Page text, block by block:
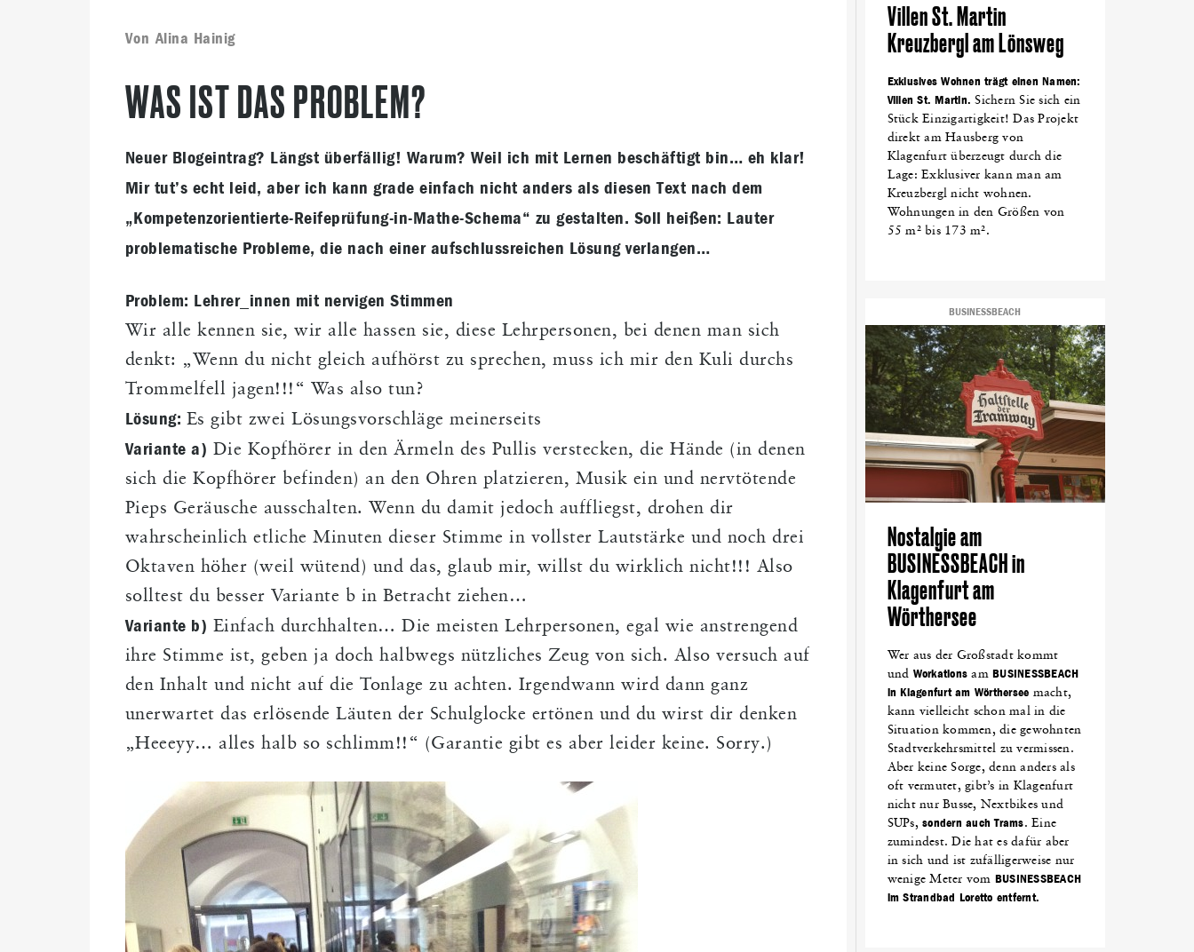
VonAlina Hainig
WAS IST DAS PROBLEM?
Neuer Blogeintrag? Längst überfällig! Warum? Weil ich mit Lernen beschäftigt bin… eh klar!
Mir tut’s echt leid, aber ich kann grade einfach nicht anders als diesen Text nach dem
„Kompetenzorientierte-Reifeprüfung-in-Mathe-Schema“ zu gestalten. Soll heißen: Lauter
problematische Probleme, die nach einer aufschlussreichen Lösung verlangen…
Problem: Lehrer_innen mit nervigen Stimmen
Wir alle kennen sie, wir alle hassen sie, diese Lehrpersonen, bei denen man sich
denkt: „Wenn du nicht gleich aufhörst zu sprechen, muss ich mir den Kuli durchs
Trommelfell jagen!!!“ Was also tun?
Lösung: Es gibt zwei Lösungsvorschläge meinerseits
Variante a) Die Kopfhörer in den Ärmeln des Pullis verstecken, die Hände (in denen
sich die Kopfhörer befinden) an den Ohren platzieren, Musik ein und nervtötende
Pieps Geräusche ausschalten. Wenn du damit jedoch auffliegst, drohen dir
wahrscheinlich etliche Minuten dieser Stimme in vollster Lautstärke und noch drei
Oktaven höher (weil wütend) und das, glaub mir, willst du wirklich nicht!!! Also
solltest du besser Variante b in Betracht ziehen…
Variante b) Einfach durchhalten… Die meisten Lehrpersonen, egal wie anstrengend
ihre Stimme ist, geben ja doch halbwegs nützliches Zeug von sich. Also versuch auf
den Inhalt und nicht auf die Tonlage zu achten. Irgendwann wird dann ganz
unerwartet das erlösende Läuten der Schulglocke ertönen und du wirst dir denken
„Heeeyy… alles halb so schlimm!!“ (Garantie gibt es aber leider keine. Sorry.)
Villen St. Martin
Kreuzbergl am Lönsweg
Exklusives Wohnen trägt einen Namen:
Villen St. Martin.Sichern Sie sich ein
Stück Einzigartigkeit! Das Projekt
direkt am Hausberg von
Klagenfurt überzeugt durch die
Lage: Exklusiver kann man am
Kreuzbergl nicht wohnen.
Wohnungen in den Größen von
55 m² bis 173 m².
BUSINESSBEACH
Nostalgie am
BUSINESSBEACH in
Klagenfurt am
Wörthersee
Wer aus der Großstadt kommt
und Workations am BUSINESSBEACH
in Klagenfurt am Wörthersee macht,
kann vielleicht schon mal in die
Situation kommen, die gewohnten
Stadtverkehrsmittel zu vermissen.
Aber keine Sorge, denn anders als
oft vermutet, gibt’s in Klagenfurt
nicht nur Busse, Nextbikes und
SUPs, sondern auch Trams. Eine
zumindest. Die hat es dafür aber
in sich und ist zufälligerweise nur
wenige Meter vom BUSINESSBEACH
im Strandbad Loretto entfernt.